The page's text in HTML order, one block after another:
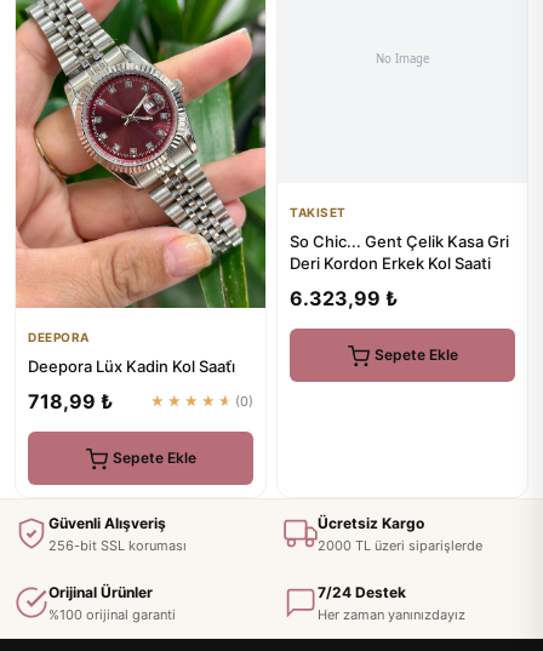
DEEPORA
Deepora Lüx Kadin Kol Saati̇
718,99 ₺ ★★★★★ (0)
Sepete Ekle
TAKISET
So Chic... Gent Çelik Kasa Gri
Deri Kordon Erkek Kol Saati
6.323,99 ₺
Sepete Ekle
Güvenli Alışveriş
256-bit SSL koruması
Ücretsiz Kargo
2000 TL üzeri siparişlerde
Orijinal Ürünler
%100 orijinal garanti
7/24 Destek
Her zaman yanınızdayız